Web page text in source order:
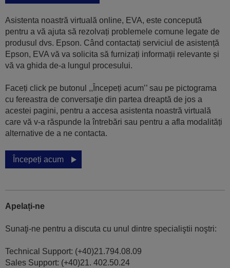
Asistenta noastră virtuală online, EVA, este concepută
pentru a vă ajuta să rezolvați problemele comune legate de
produsul dvs. Epson. Când contactați serviciul de asistență
Epson, EVA vă va solicita să furnizați informații relevante și
vă va ghida de-a lungul procesului.
Faceți click pe butonul ,,Începeți acum’’ sau pe pictograma
cu fereastra de conversaţie din partea dreaptă de jos a
acestei pagini, pentru a accesa asistenta noastră virtuală
care vă v-a răspunde la întrebări sau pentru a afla modalități
alternative de a ne contacta.
Începeți acum
Apelați-ne
Sunaţi-ne pentru a discuta cu unul dintre specialiştii noştri:
Technical Support: (+40)21.794.08.09
Sales Support: (+40)21. 402.50.24